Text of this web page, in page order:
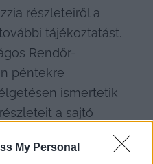
My Personal
részleteiről a
tájékoztatást.
Rendőr-
péntekre
ismertetik
a sajtó